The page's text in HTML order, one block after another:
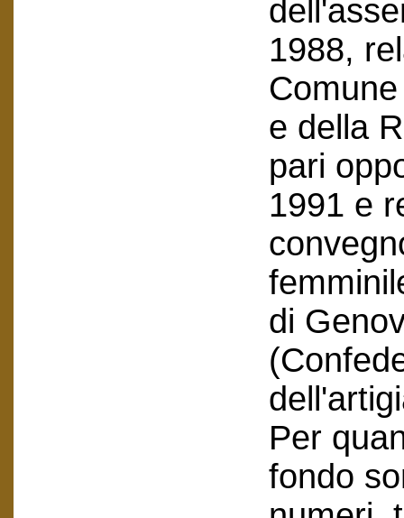
1988,
e della
pari
1991 e
di
Per
fondo